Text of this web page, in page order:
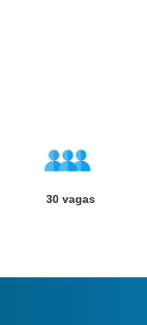
30 vagas